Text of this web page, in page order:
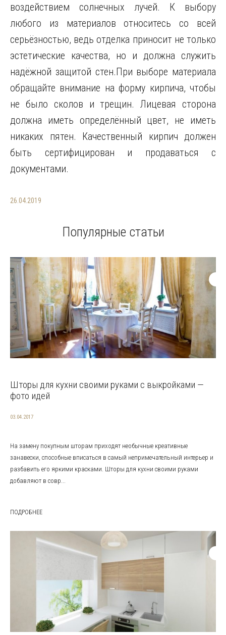
воздействием солнечных лучей. К выбору
любого из материалов относитесь со всей
серьёзностью, ведь отделка приносит не только
эстетические качества, но и должна служить
надёжной защитой стен.При выборе материала
обращайте внимание на форму кирпича, чтобы
не было сколов и трещин. Лицевая сторона
должна иметь определённый цвет, не иметь
никаких пятен. Качественный кирпич должен
быть сертифицирован и продаваться с
документами.
26.04.2019
Популярные статьи
Шторы для кухни своими руками с выкройками —
фото идей
03.04.2017
На замену покупным шторам приходят необычные креативные
занавески, способные вписаться в самый непримечательный интерьер и
разбавить его яркими красками. Шторы для кухни своими руками
добавляют в совр...
ПОДРОБНЕЕ